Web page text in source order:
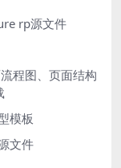
rp源文件
程图、页面结构
模板
文件